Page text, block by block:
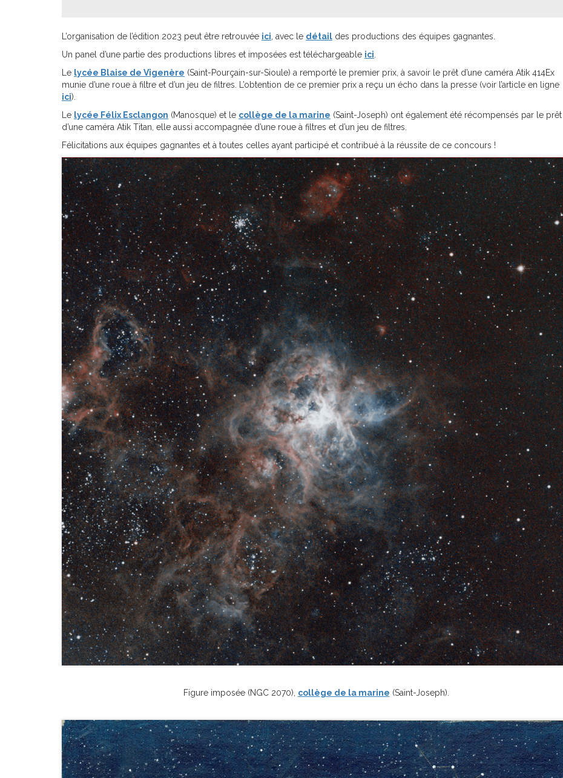
L’organisation de l’édition 2023 peut être retrouvée ici, avec le détail des productions des équipes gagnantes.
Un panel d’une partie des productions libres et imposées est téléchargeable ici.
Le lycée Blaise de Vigenère (Saint-Pourçain-sur-Sioule) a remporté le premier prix, à savoir le prêt d’une caméra Atik 414Ex
munie d’une roue à filtre et d’un jeu de filtres. L’obtention de ce premier prix a reçu un écho dans la presse (voir l’article en ligne
ici).
Le lycée Félix Esclangon (Manosque) et le collège de la marine (Saint-Joseph) ont également été récompensés par le prêt
d’une caméra Atik Titan, elle aussi accompagnée d’une roue à filtres et d’un jeu de filtres.
Félicitations aux équipes gagnantes et à toutes celles ayant participé et contribué à la réussite de ce concours !
Figure imposée (NGC 2070), collège de la marine (Saint-Joseph).